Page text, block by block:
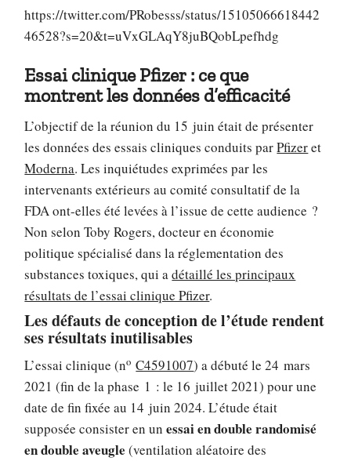
https://twitter.com/PRobesss/status/15105066618442
46528?s=20&t=uVxGLAqY8juBQobLpefhdg
Essai clinique Pfizer : ce que
montrent les données d’efficacité
L’objectif de la réunion du 15 juin était de présenter
les données des essais cliniques conduits parPfizeret
Moderna. Les inquiétudes exprimées par les
intervenants extérieurs au comité consultatif de la
FDA ont-elles été levées à l’issue de cette audience ?
Non selon Toby Rogers, docteur en économie
politique spécialisé dans la réglementation des
substances toxiques, qui adétaillé les principaux
résultats de l’essai clinique Pfizer.
Les défauts de conception de l’étude rendent
ses résultats inutilisables
L’essai clinique (no C4591007) a débuté le 24 mars
2021 (fin de la phase 1 : le 16 juillet 2021) pour une
date de fin fixée au 14 juin 2024. L’étude était
supposée consister en unessai en double randomisé
en double aveugle (ventilation aléatoire des